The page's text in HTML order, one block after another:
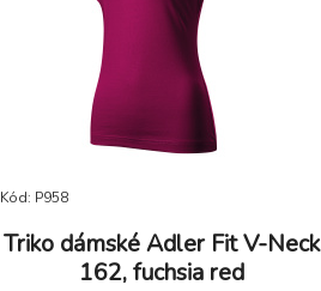
Kód: P958
Triko dámské Adler Fit V-Neck
162, fuchsia red